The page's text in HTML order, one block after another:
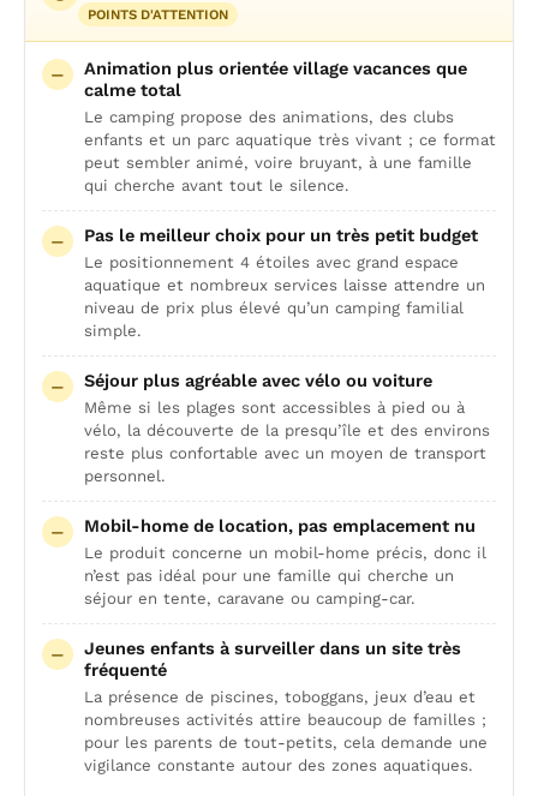
POINTS D'ATTENTION
Animation plus orientée village vacances que
calme total
Le camping propose des animations, des clubs
enfants et un parc aquatique très vivant ; ce format
peut sembler animé, voire bruyant, à une famille
qui cherche avant tout le silence.
Pas le meilleur choix pour un très petit budget
Le positionnement 4 étoiles avec grand espace
aquatique et nombreux services laisse attendre un
niveau de prix plus élevé qu’un camping familial
simple.
Séjour plus agréable avec vélo ou voiture
Même si les plages sont accessibles à pied ou à
vélo, la découverte de la presqu’île et des environs
reste plus confortable avec un moyen de transport
personnel.
Mobil-home de location, pas emplacement nu
Le produit concerne un mobil-home précis, donc il
n’est pas idéal pour une famille qui cherche un
séjour en tente, caravane ou camping-car.
Jeunes enfants à surveiller dans un site très
fréquenté
La présence de piscines, toboggans, jeux d’eau et
nombreuses activités attire beaucoup de familles ;
pour les parents de tout-petits, cela demande une
vigilance constante autour des zones aquatiques.